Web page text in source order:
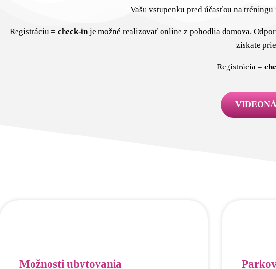
Vašu vstupenku pred účasťou na tréningu
Registráciu = check-inje možné realizovať online z pohodlia domova.
získate
Registrácia =
Možnosti ubytovania